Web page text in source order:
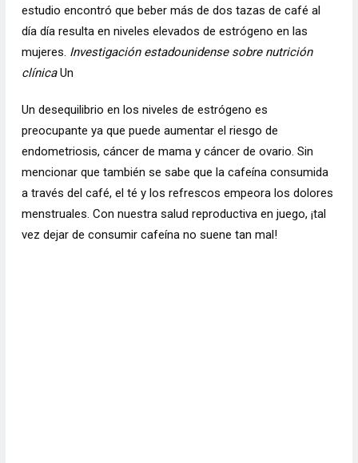
estudio encontró que beber más de dos tazas de café al
día día resulta en niveles elevados de estrógeno en las
mujeres. Investigación estadounidense sobre nutrición
clínicaUn
Un desequilibrio en los niveles de estrógeno es
preocupante ya que puede aumentar el riesgo de
endometriosis, cáncer de mama y cáncer de ovario. Sin
mencionar que también se sabe que la cafeína consumida
a través del café, el té y los refrescos empeora los dolores
menstruales. Con nuestra salud reproductiva en juego, ¡tal
vez dejar de consumir cafeína no suene tan mal!